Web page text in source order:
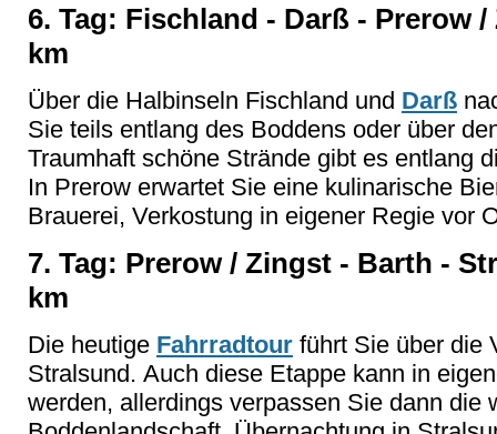
6. Tag: Fischland - Darß - Prerow
km
Über die Halbinseln Fischland und Darß
Sie teils entlang des Boddens oder über
Traumhaft schöne Strände gibt es entlang
In Prerow erwartet Sie eine kulinarische
Brauerei, Verkostung in eigener Regie vor
7. Tag: Prerow / Zingst - Barth -
km
Die heutige Fahrradtour führt Sie über die
Stralsund. Auch diese Etappe kann in
werden, allerdings verpassen Sie dann die